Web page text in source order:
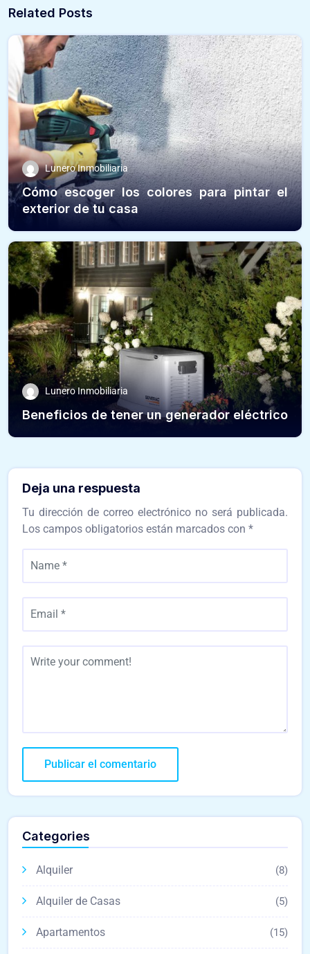
Related Posts
Lunero Inmobiliaria
Cómo escoger los colores para pintar el
exterior de tu casa
Lunero Inmobiliaria
Beneficios de tener un generador eléctrico
Deja una respuesta
Tu dirección de correo electrónico no será publicada.
Los campos obligatorios están marcados con *
Categories
Alquiler (8)
Alquiler de Casas (5)
Apartamentos (15)